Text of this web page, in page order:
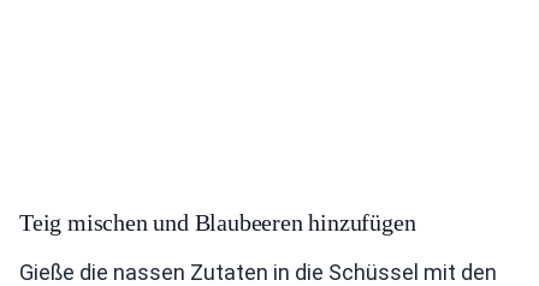
Teig mischen und Blaubeeren hinzufügen
Gieße die nassen Zutaten in die Schüssel mit den